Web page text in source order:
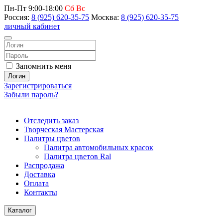
Пн-Пт 9:00-18:00 Сб Вс
Россия: 8 (925) 620-35-75 Москва: 8 (925) 620-35-75
личный кабинет
Запомнить меня
Логин
Зарегистрироваться
Забыли пароль?
Отследить заказ
Творческая Мастерская
Палитры цветов
Палитра автомобильных красок
Палитра цветов Ral
Распродажа
Доставка
Оплата
Контакты
Каталог